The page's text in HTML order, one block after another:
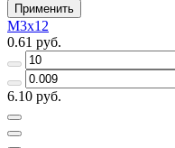
Применить
М3х12
0.61 руб.
6.10 руб.